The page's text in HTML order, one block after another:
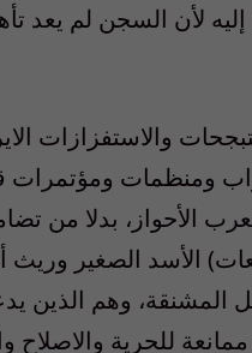
لأن السجن لم يعد
والاستفزازات
ومنظمات ومؤتمرات
الأحواز، بدلا من
الأسد الصغير وريث
المشنقة، وهم الذين
للحرية والاصلاح